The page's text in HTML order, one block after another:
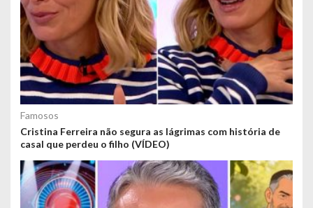
Famosos
Cristina Ferreira não segura as lágrimas com história de
casal que perdeu o filho (VÍDEO)